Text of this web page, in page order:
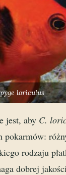
loriculus
jest, aby C.
pokarmów:
rodzaju
dobrej